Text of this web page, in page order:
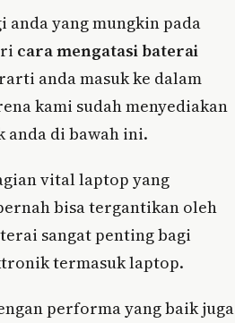
anda yang mungkin pada
cara mengatasi baterai
anda masuk ke dalam
kami sudah menyediakan
anda di bawah ini.
vital laptop yang
bisa tergantikan oleh
sangat penting bagi
termasuk laptop.
performa yang baik juga